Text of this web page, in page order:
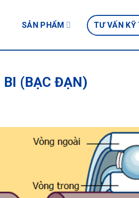
SẢN PHẨM TƯ VẤN KỸ
BI (BẠC ĐẠN)